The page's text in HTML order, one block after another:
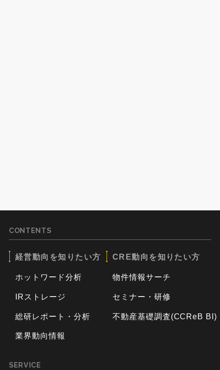
CONTENTS
経営動向を知りたい方
ホットワード分析
IRストレージ
総研レポート・分析
業界動向情報
CRE動向を知りたい方
物件情報サーチ
セミナー・研修
不動産基礎調査(CCReB BI)
SERVICE